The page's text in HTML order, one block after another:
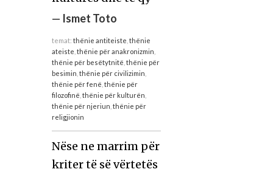
— Ismet Toto
temat: thënie antiteiste thënie
ateiste thënie për anakronizmin
thënie për besëtytnitë thënie për
besimin thënie për civilizimin
thënie për fenë thënie për
filozofinë thënie për kulturën
thënie për njeriun thënie për
religjionin
Nëse ne marrim për
kriter të së vërtetës